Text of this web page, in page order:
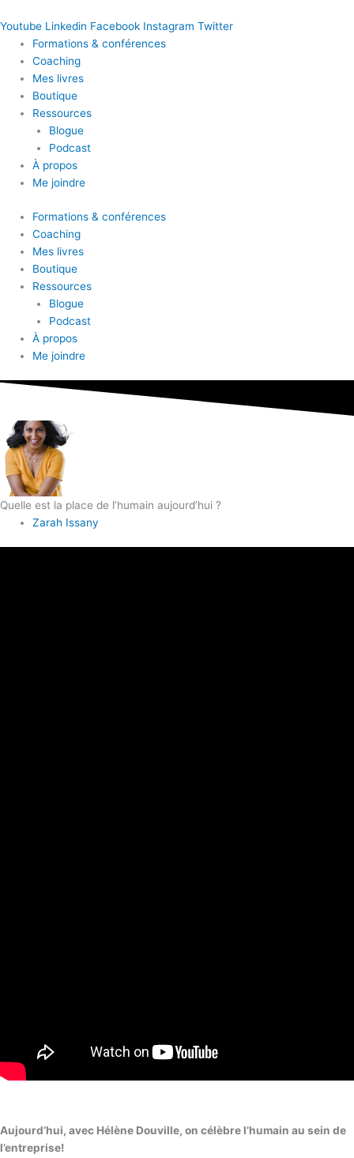
Youtube Linkedin Facebook Instagram Twitter
Formations & conférences
Coaching
Mes livres
Boutique
Ressources
Blogue
Podcast
À propos
Me joindre
Formations & conférences
Coaching
Mes livres
Boutique
Ressources
Blogue
Podcast
À propos
Me joindre
Quelle est la place de l’humain aujourd’hui ?
Zarah Issany
Aujourd’hui, avec Hélène Douville, on célèbre l’humain au sein de
l’entreprise!